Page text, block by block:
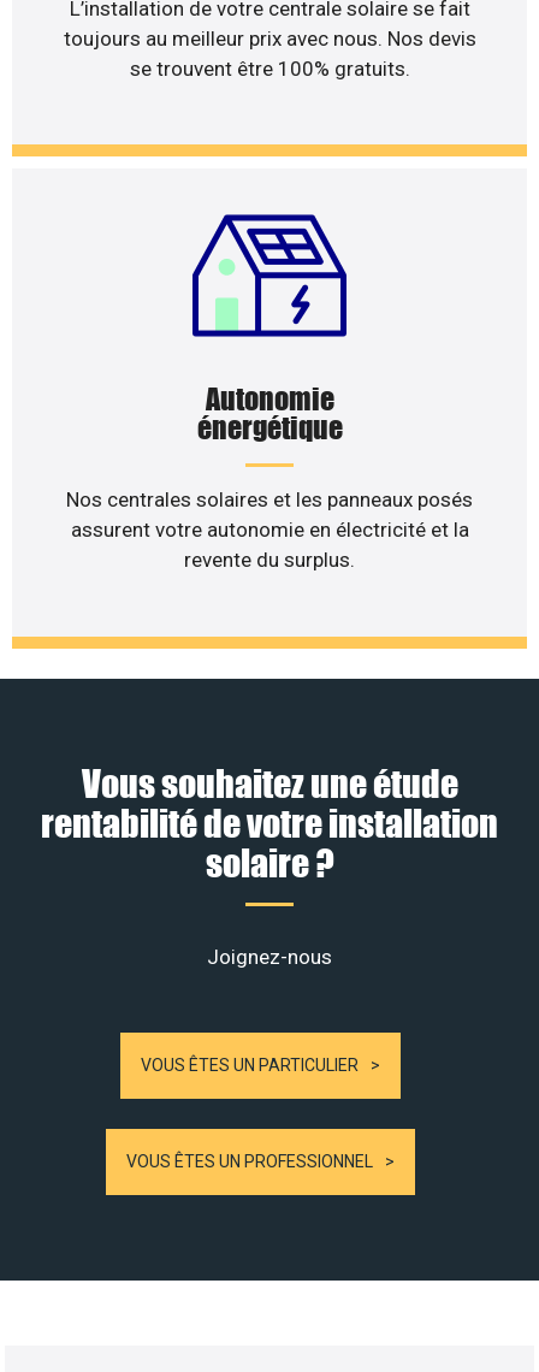
L’installation de votre centrale solaire se fait
toujours au meilleur prix avec nous. Nos devis
se trouvent être 100% gratuits.
Autonomie
énergétique
Nos centrales solaires et les panneaux posés
assurent votre autonomie en électricité et la
revente du surplus.
Vous souhaitez une étude
rentabilité de votre installation
solaire ?
Joignez-nous
VOUS ÊTES UN PARTICULIER
VOUS ÊTES UN PROFESSIONNEL